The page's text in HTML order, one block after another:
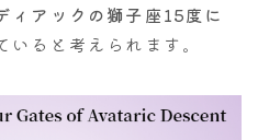
ィアックの獅子座15度に
いると考えられます。